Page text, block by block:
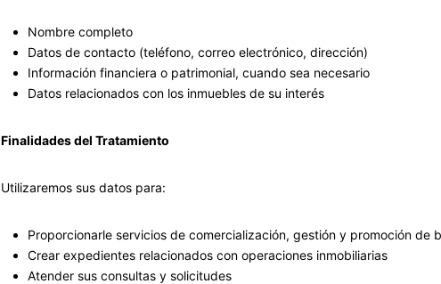
Nombre completo
Datos de contacto (teléfono, correo electrónico, dirección)
Información financiera o patrimonial, cuando sea necesario
Datos relacionados con los inmuebles de su interés
Finalidades del Tratamiento
Utilizaremos sus datos para:
Proporcionarle servicios de comercialización, gestión y promoción de
Crear expedientes relacionados con operaciones inmobiliarias
Atender sus consultas y solicitudes